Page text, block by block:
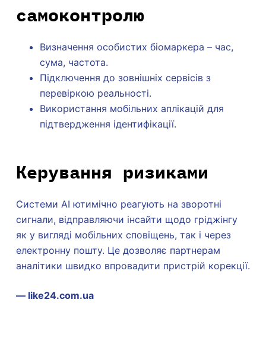
самоконтролю
Визначення особистих біомаркера – час,
сума, частота.
Підключення до зовнішніх сервісів з
перевіркою реальності.
Використання мобільних аплікацій для
підтвердження ідентифікації.
Керування ризиками
Системи AI ютимічно реагують на зворотні
сигнали, відправляючи інсайти щодо гріджінгу
як у вигляді мобільних сповіщень, так і через
електронну пошту. Це дозволяє партнерам
аналітики швидко впровадити пристрій корекції.
— like24.com.ua